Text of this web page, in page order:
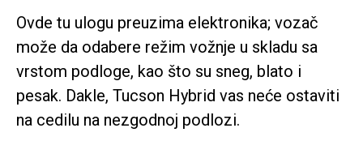
Ovde tu ulogu preuzima elektronika; vozač
može da odabere režim vožnje u skladu sa
vrstom podloge, kao što su sneg, blato i
pesak. Dakle, Tucson Hybrid vas neće ostaviti
na cedilu na nezgodnoj podlozi.